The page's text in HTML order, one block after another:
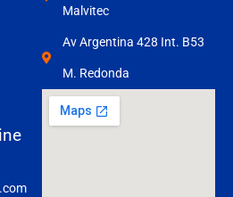
Malvitec
Av Argentina 428 Int. B53
M. Redonda